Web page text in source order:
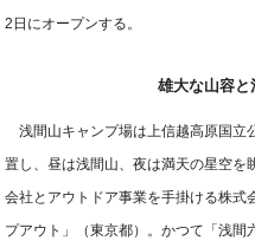
2日にオープンする。
雄大な山容と
浅間山キャンプ場は上信越高原国立
置し、昼は浅間山、夜は満天の星空
会社とアウトドア事業を手掛ける株式
プアウト」（東京都）。かつて「浅